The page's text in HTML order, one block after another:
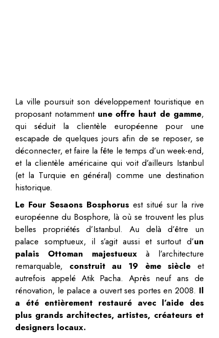
La ville poursuit son développement touristique en
proposant notamment une offre haut de gamme,
qui séduit la clientèle européenne pour une
escapade de quelques jours afin de se reposer, se
déconnecter, et faire la fête le temps d’un week-end,
et la clientèle américaine qui voit d’ailleurs Istanbul
(et la Turquie en général) comme une destination
historique.
Le Four Sesaons Bosphorus est situé sur la rive
européenne du Bosphore, là où se trouvent les plus
belles propriétés d’Istanbul. Au delà d’être un
palace somptueux, il s’agit aussi et surtout d’un
palais Ottoman majestueux à l’architecture
remarquable, construit au 19 ème siècle et
autrefois appelé Atik Pacha. Après neuf ans de
rénovation, le palace a ouvert ses portes en 2008. Il
a été entièrement restauré avec l’aide des
plus grands architectes, artistes, créateurs et
designers locaux.